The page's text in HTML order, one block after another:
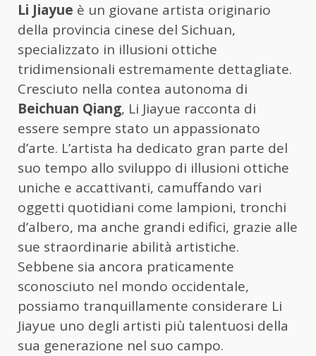
Li Jiayue è un giovane artista originario
della provincia cinese del Sichuan,
specializzato in illusioni ottiche
tridimensionali estremamente dettagliate.
Cresciuto nella contea autonoma di
Beichuan Qiang, Li Jiayue racconta di
essere sempre stato un appassionato
d’arte. L’artista ha dedicato gran parte del
suo tempo allo sviluppo di illusioni ottiche
uniche e accattivanti, camuffando vari
oggetti quotidiani come lampioni, tronchi
d’albero, ma anche grandi edifici, grazie alle
sue straordinarie abilità artistiche.
Sebbene sia ancora praticamente
sconosciuto nel mondo occidentale,
possiamo tranquillamente considerare Li
Jiayue uno degli artisti più talentuosi della
sua generazione nel suo campo.